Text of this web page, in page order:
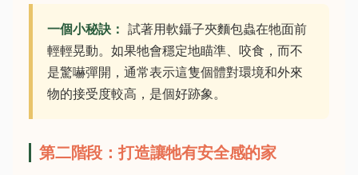
一個小秘訣： 試著用軟鑷子夾麵包蟲在牠面前
輕輕晃動。如果牠會穩定地瞄準、咬食，而不
是驚嚇彈開，通常表示這隻個體對環境和外來
物的接受度較高，是個好跡象。
第二階段：打造讓牠有安全感的家